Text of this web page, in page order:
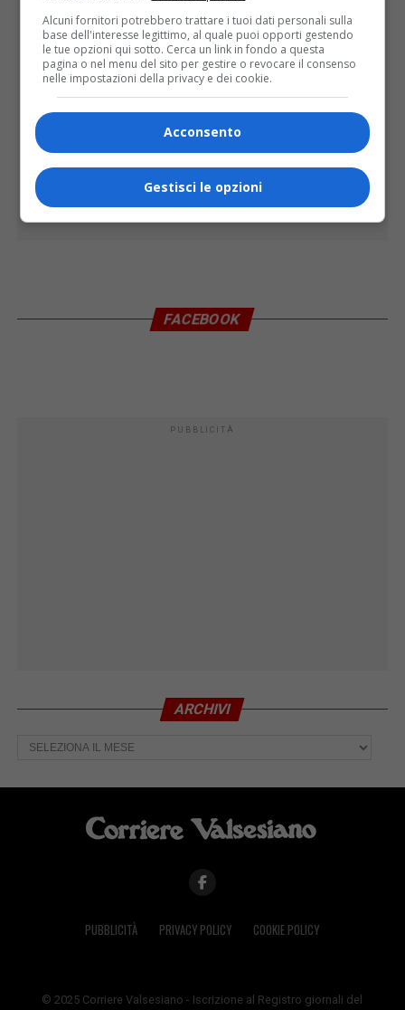
FACEBOOK
PUBBLICITÀ
ARCHIVI
Archivi
PUBBLICITÀ PRIVACY POLICY COOKIE POLICY
© 2025 Corriere Valsesiano - Iscrizione al Registro giornali del
Alcuni fornitori potrebbero trattare i tuoi dati personali sulla
base dell'interesse legittimo, al quale puoi opporti gestendo
le tue opzioni qui sotto. Cerca un link in fondo a questa
pagina o nel menu del sito per gestire o revocare il consenso
nelle impostazioni della privacy e dei cookie.
Acconsento
Gestisci le opzioni